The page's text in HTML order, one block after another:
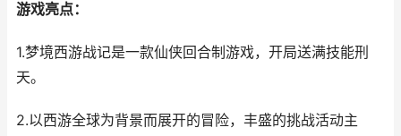
游戏亮点：
1.梦境西游战记是一款仙侠回合制游戏，开局送满技能刑
天。
2.以西游全球为背景而展开的冒险，丰盛的挑战活动主